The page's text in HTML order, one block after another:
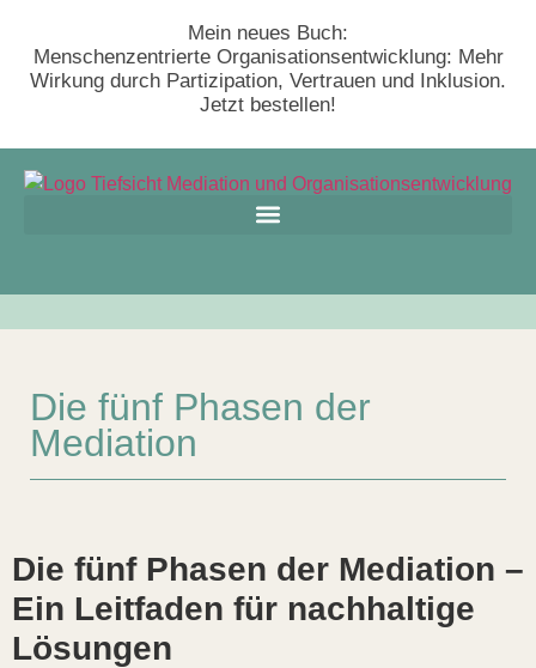
Mein neues Buch:
Menschenzentrierte Organisationsentwicklung: Mehr
Wirkung durch Partizipation, Vertrauen und Inklusion.
Jetzt bestellen!
Die fünf Phasen der
Mediation
Die fünf Phasen der Mediation –
Ein Leitfaden für nachhaltige
Lösungen